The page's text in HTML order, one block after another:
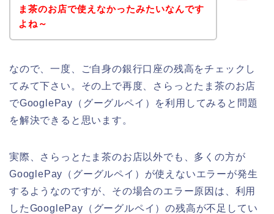
ま茶のお店で使えなかったみたいなんです
よね～
なので、一度、ご自身の銀行口座の残高をチェックし
てみて下さい。その上で再度、さらっとたま茶のお店
でGooglePay（グーグルペイ）を利用してみると問題
を解決できると思います。
実際、さらっとたま茶のお店以外でも、多くの方が
GooglePay（グーグルペイ）が使えないエラーが発生
するようなのですが、その場合のエラー原因は、利用
したGooglePay（グーグルペイ）の残高が不足してい